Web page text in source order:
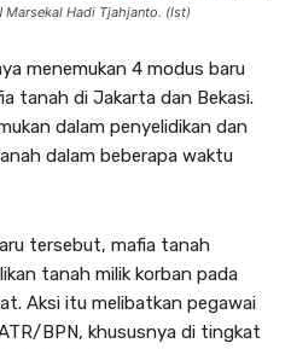
Marsekal Hadi Tjahjanto. (Ist)
menemukan 4 modus baru
tanah di Jakarta dan Bekasi.
dalam penyelidikan dan
dalam beberapa waktu
tersebut, mafia tanah
tanah milik korban pada
Aksi itu melibatkan pegawai
BPN, khususnya di tingkat